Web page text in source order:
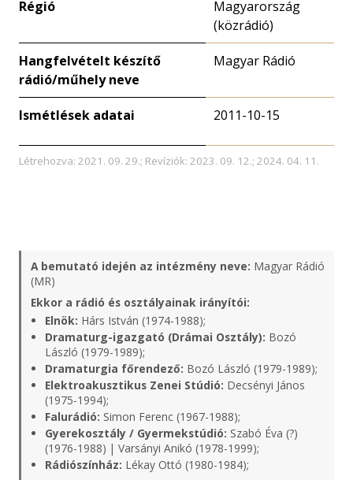
Régió
Magyarország
(közrádió)
Hangfelvételt készítő
rádió/műhely neve
Magyar Rádió
Ismétlések adatai 2011-10-15
Létrehozva: 2021. 09. 29.; Revíziók: 2023. 09. 12.; 2024. 04. 11.
A bemutató idején az intézmény neve: Magyar Rádió
(MR)
Ekkor a rádió és osztályainak irányítói:
Elnök: Hárs István (1974-1988);
Dramaturg-igazgató (Drámai Osztály): Bozó
László (1979-1989);
Dramaturgia főrendező: Bozó László (1979-1989);
Elektroakusztikus Zenei Stúdió: Decsényi János
(1975-1994);
Falurádió: Simon Ferenc (1967-1988);
Gyerekosztály / Gyermekstúdió: Szabó Éva (?)
(1976-1988) | Varsányi Anikó (1978-1999);
Rádiószínház: Lékay Ottó (1980-1984);